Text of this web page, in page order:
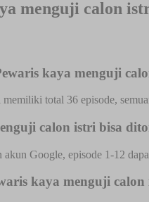
menguji calon
kaya menguji
total 36 episode,
calon istri bisa
Google, episode 1-12
kaya menguji